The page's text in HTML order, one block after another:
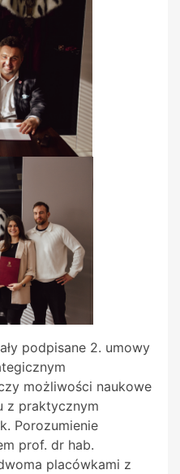
podpisane 2. umowy
możliwości naukowe
z praktycznym
Porozumienie
prof. dr hab.
placówkami z